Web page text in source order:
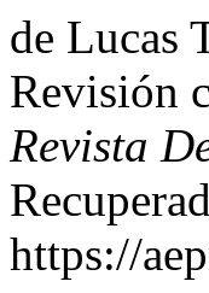
de Lucas
Revisión
Revista
https://